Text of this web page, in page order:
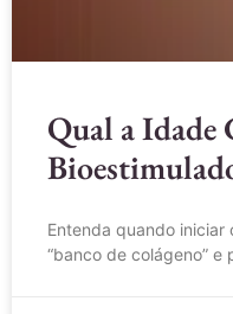
Qual a Idade
Entenda quando
“banco de colágeno”